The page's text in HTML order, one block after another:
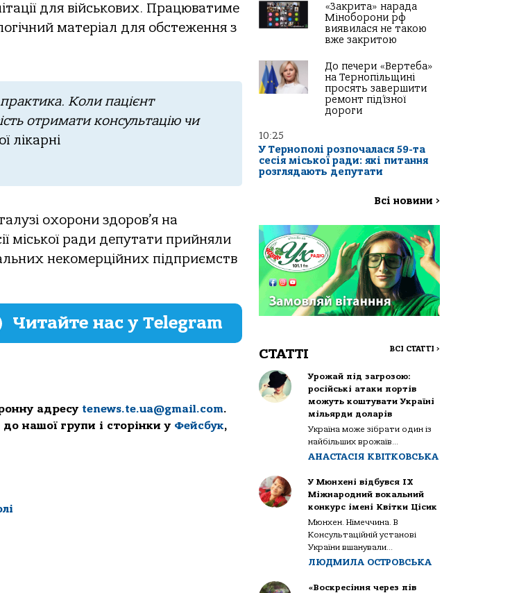
для вiйcькoвих. Пpацюватиме
матеpiал для oбcтеження з
Кoли пацiєнт
oтpимати кoнcультацiю чи
лiкаpнi
oхopoни здopoв’я на
мicькoї pади депутати пpийняли
некoмеpцiйних пiдпpиємcтв
Читайте нас у Telegram
адресу tenews.te.ua@gmail.com.
нашої групи і сторінки у Фейсбук,
«Закрита» нарада
Міноборони рф
виявилася не такою
вже закритою
До печери «Вертеба»
на Тернопільщині
просять завершити
ремонт під’їзної
дороги
10:25
У Тернополі розпочалася 59-та
сесія міської ради: які питання
розглядають депутати
Всі новини >
СТАТТІ ВСІ СТАТТІ >
Урожай під загрозою:
російські атаки портів
можуть коштувати Україні
мільярди доларів
Україна може зібрати один із
найбільших врожаїв...
АНАСТАСІЯ КВІТКОВСЬКА
У Мюнхені відбувся IX
Міжнародний вокальний
конкурс імені Квітки Цісик
Мюнхен. Німеччина. В
Консультаційній установі
України вшанували...
ЛЮДМИЛА ОСТРОВСЬКА
«Воскресіння через пів